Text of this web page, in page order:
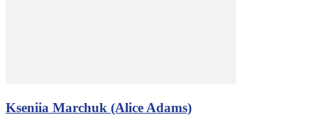
Kseniia Marchuk (Alice Adams)